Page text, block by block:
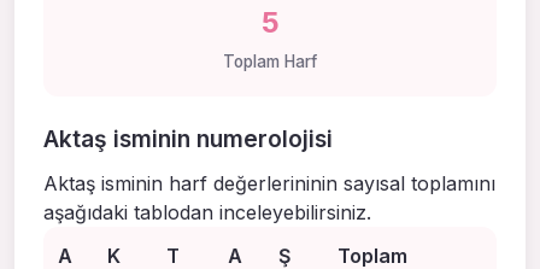
5
Toplam Harf
Aktaş isminin numerolojisi
Aktaş isminin harf değerlerininin sayısal toplamını
aşağıdaki tablodan inceleyebilirsiniz.
A
K T A Ş Toplam